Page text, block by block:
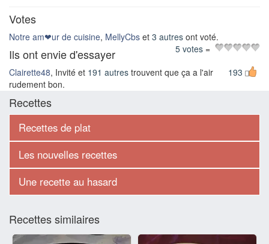
Votes
Notre am❤ur de cuisine, MellyCbs et 3 autres ont voté.
=
5 votes
Ils ont envie d'essayer
193
Clairette48, Invité et 191 autres trouvent que ça a l'air
rudement bon.
Recettes
Recettes de plat
Les nouvelles recettes
Une recette au hasard
Recettes similaires